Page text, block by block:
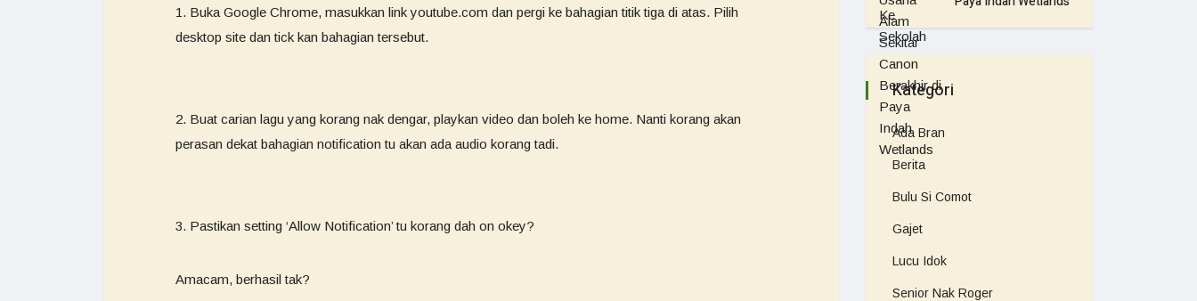
1. Buka Google Chrome, masukkan link youtube.com dan pergi ke bahagian titik tiga di atas. Pilih
desktop site dan tick kan bahagian tersebut.
2. Buat carian lagu yang korang nak dengar, playkan video dan boleh ke home. Nanti korang akan
perasan dekat bahagian notification tu akan ada audio korang tadi.
3. Pastikan setting ‘Allow Notification’ tu korang dah on okey?
Amacam, berhasil tak?
Kategori
Ada Bran
Berita
Bulu Si Comot
Gajet
Lucu Idok
Senior Nak Roger